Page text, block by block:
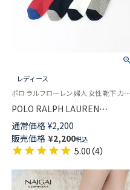
レディース
ポロ ラルフローレン 婦人 女性 靴下 カジュアル 2025FW
POLO RALPH LAUREN
NAUTICAL BEAR ポロベア刺し
ゅう オーガニックコットン混
日本製 クルー丈 カジュアル ソ
ックス レディース 03207239
通常価格 ¥2,200
販売価格 ¥2,200税込
5.00（4）